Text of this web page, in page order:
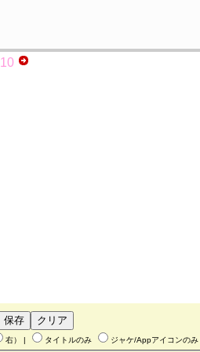
10
右） | タイトルのみ ジャケ/Appアイコンのみ